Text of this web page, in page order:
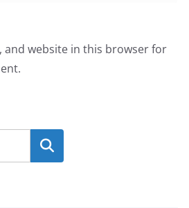
and website in this browser for
Search